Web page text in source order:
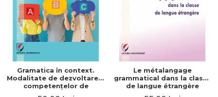
Gramatica în context.
Modalitate de dezvoltare a
competenţelor de
Le métalangage
grammatical dans la classe
de langue étrangère